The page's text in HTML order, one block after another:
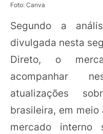
Foto: Canva
Segundo a
divulgada nesta
Direto, o
acompanhar
atualizações
brasileira, em
mercado interno